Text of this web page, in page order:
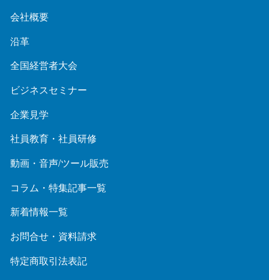
会社概要
沿革
全国経営者大会
ビジネスセミナー
企業見学
社員教育・社員研修
動画・音声/ツール販売
コラム・特集記事一覧
新着情報一覧
お問合せ・資料請求
特定商取引法表記